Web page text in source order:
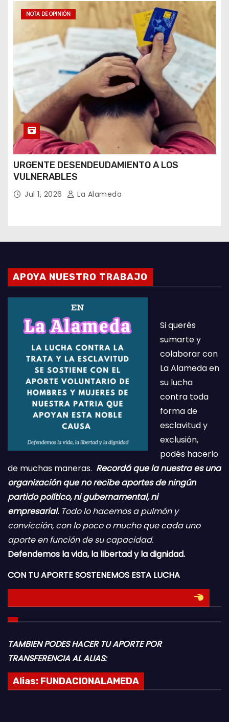
NOTA DE OPINIÓN
URGENTE DESENDEUDAMIENTO A LOS
VULNERABLES
Jul 1, 2026 La Alameda
APOYA NUESTRO TRABAJO
Si querés
sumarte y
colaborar con
La Alameda en
su lucha
contra toda
forma de
esclavitud y
exclusión,
podés hacerlo
de muchas maneras. Recordá que la nuestra es una
organización que no recibe aportes de ningún
partido político, ni gubernamental, ni
empresarial.Todo lo hacemos a pulmón y
convicción, con lo poco o mucho que cada uno
aporte en función de su capacidad.
Defendemos la vida, la libertad y la dignidad.
CON TU APORTE SOSTENEMOS ESTA LUCHA
TAMBIEN PODES HACER TU APORTE POR
TRANSFERENCIA AL ALIAS:
Alias: FUNDACIONALAMEDA